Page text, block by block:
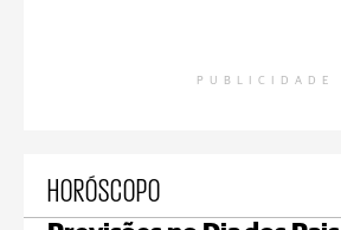
PUBLICIDADE
HORÓSCOPO